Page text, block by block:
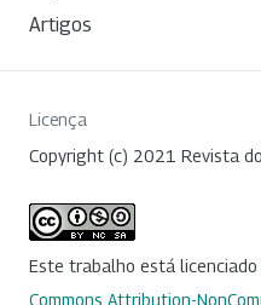
Artigos
Licença
Copyright (c) 2021 Revista
Este trabalho está licenciado
Commons Attribution-